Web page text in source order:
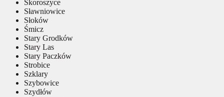
Skoroszyce
Sławniowice
Słoków
Śmicz
Stary Grodków
Stary Las
Stary Paczków
Strobice
Szklary
Szybowice
Szydłów